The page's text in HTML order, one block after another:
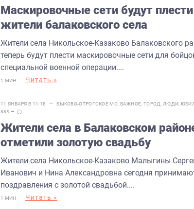
Маскировочные сети будут плести
жители балаковского села
Жители села Никольское-Казаково Балаковского
теперь будут плести маскировочные сети для
специальной военной операции....
1 МИН Читать »
11 ЯНВАРЯ В 11:18 — БЫКОВО-ОТРОГСКОЕ МО, ВАЖНОЕ ГОРОД ЛЮДИ
889 —
Жители села в Балаковском
отметили золотую свадьбу
Жители села Никольское-Казаково Малыгины
Иванович и Нина Александровна сегодня
поздравления с золотой свадьбой....
1 МИН Читать »